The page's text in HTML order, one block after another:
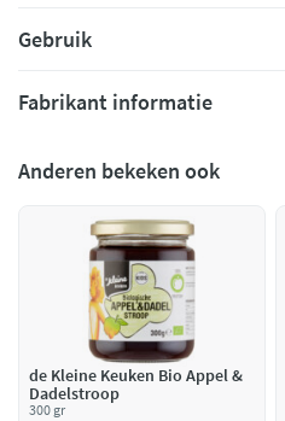
Gebruik
Fabrikant informatie
Anderen bekeken ook
de Kleine Keuken Bio Appel &
Dadelstroop
300 gr